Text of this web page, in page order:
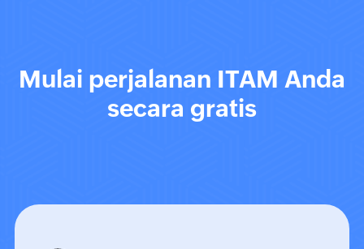
Mulai perjalanan ITAM Anda
secara gratis